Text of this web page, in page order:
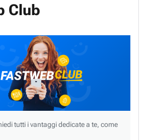
Club
tutti i vantaggi dedicate a te, come